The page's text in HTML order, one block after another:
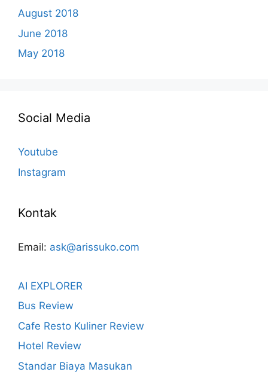
August 2018
June 2018
May 2018
Social Media
Youtube
Instagram
Kontak
Email: ask@arissuko.com
AI EXPLORER
Bus Review
Cafe Resto Kuliner Review
Hotel Review
Standar Biaya Masukan